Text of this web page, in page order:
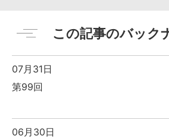
この記事のバック
07月31日
第99回
06月30日